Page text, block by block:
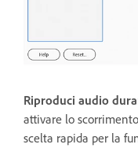
Riproduci audio
attivare lo
scelta rapida per la